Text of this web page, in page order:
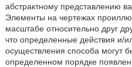
абстрактному представлению
Элементы на чертежах
масштабе относительно друг
что определенные действия и/
осуществления способа могут
определенном порядке